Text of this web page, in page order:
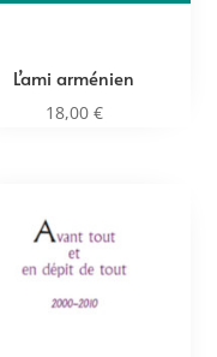
L’ami arménien
18,00 €